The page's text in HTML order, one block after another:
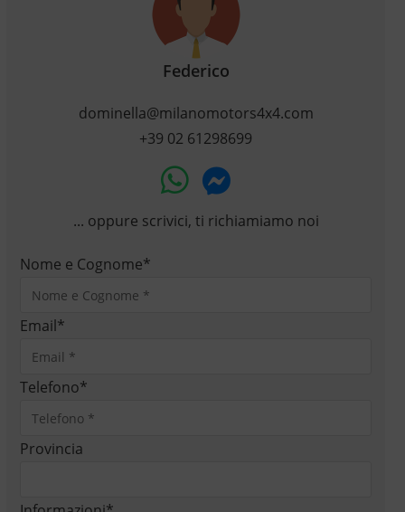
Federico
dominella@milanomotors4x4.com
+39 02 61298699
... oppure scrivici, ti richiamiamo noi
Nome e Cognome*
Email*
Telefono*
Provincia